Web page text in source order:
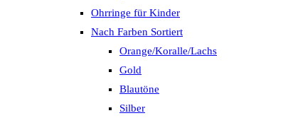
Ohrringe für Kinder
Nach Farben Sortiert
Orange/Koralle/Lachs
Gold
Blautöne
Silber